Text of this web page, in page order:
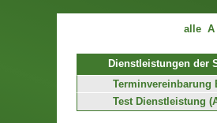
alle A
Dienstleistungen der
Terminvereinbarung
Test Dienstleistung